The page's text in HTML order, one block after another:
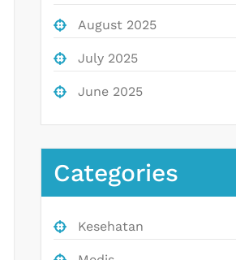
August 2025
July 2025
June 2025
Categories
Kesehatan